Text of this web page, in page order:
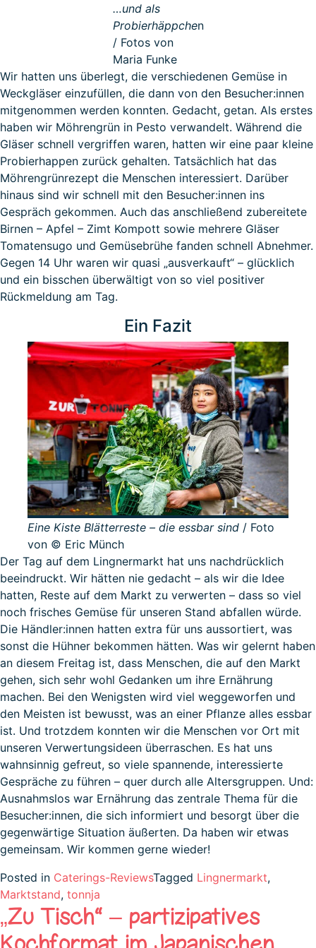
…und als
Probierhäppchen
/ Fotos von
Maria Funke
Wir hatten uns überlegt, die verschiedenen Gemüse in
Weckgläser einzufüllen, die dann von den Besucher:innen
mitgenommen werden konnten. Gedacht, getan. Als erstes
haben wir Möhrengrün in Pesto verwandelt. Während die
Gläser schnell vergriffen waren, hatten wir eine paar kleine
Probierhappen zurück gehalten. Tatsächlich hat das
Möhrengrünrezept die Menschen interessiert. Darüber
hinaus sind wir schnell mit den Besucher:innen ins
Gespräch gekommen. Auch das anschließend zubereitete
Birnen – Apfel – Zimt Kompott sowie mehrere Gläser
Tomatensugo und Gemüsebrühe fanden schnell Abnehmer.
Gegen 14 Uhr waren wir quasi „ausverkauft“ – glücklich
und ein bisschen überwältigt von so viel positiver
Rückmeldung am Tag.
Ein Fazit
Eine Kiste Blätterreste – die essbar sind / Foto
von © Eric Münch
Der Tag auf dem Lingnermarkt hat uns nachdrücklich
beeindruckt. Wir hätten nie gedacht – als wir die Idee
hatten, Reste auf dem Markt zu verwerten – dass so viel
noch frisches Gemüse für unseren Stand abfallen würde.
Die Händler:innen hatten extra für uns aussortiert, was
sonst die Hühner bekommen hätten. Was wir gelernt haben
an diesem Freitag ist, dass Menschen, die auf den Markt
gehen, sich sehr wohl Gedanken um ihre Ernährung
machen. Bei den Wenigsten wird viel weggeworfen und
den Meisten ist bewusst, was an einer Pflanze alles essbar
ist. Und trotzdem konnten wir die Menschen vor Ort mit
unseren Verwertungsideen überraschen. Es hat uns
wahnsinnig gefreut, so viele spannende, interessierte
Gespräche zu führen – quer durch alle Altersgruppen. Und:
Ausnahmslos war Ernährung das zentrale Thema für die
Besucher:innen, die sich informiert und besorgt über die
gegenwärtige Situation äußerten. Da haben wir etwas
gemeinsam. Wir kommen gerne wieder!
Posted in Caterings-ReviewsTagged Lingnermarkt,
Marktstand, tonnja
„Zu Tisch“ – partizipatives